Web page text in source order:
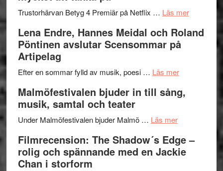
lättsam
2026
I
Delvis
genrens
terräng
Trustorhärvan Betyg 4 Premiär på Netflix … Läs merom
på
Lena Endre, Hannes Meidal och Roland
Pöntinen avslutar Scensommar på
Artipelag
Efter en sommar fylld av musik, poesi … Läs merom
Endre,
Roland
Pöntinen
Malmöfestivalen bjuder in till sång,
musik, samtal och teater
Under Malmöfestivalen bjuder Malmö … Läs merom
bjuder
in
Filmrecension: The Shadow´s Edge –
rolig och spännande med en Jackie
Chan i storform